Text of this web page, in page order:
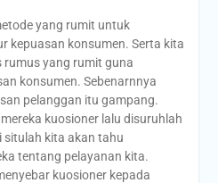
yang rumit untuk
kepuasan konsumen. Serta kita
rumus yang rumit guna
konsumen. Sebenarnnya
pelanggan itu gampang.
kuosioner lalu disuruhlah
situlah kita akan tahu
tentang pelayanan kita.
kuosioner kepada